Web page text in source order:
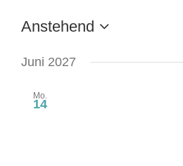
Anstehend
wählen.
Juni 2027
Mo.
14